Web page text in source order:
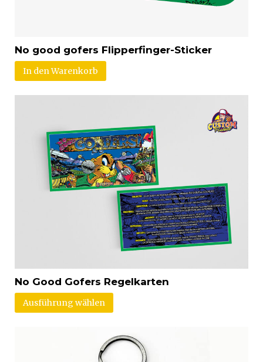
No good gofers Flipperfinger-Sticker
In den Warenkorb
No Good Gofers Regelkarten
Ausführung wählen